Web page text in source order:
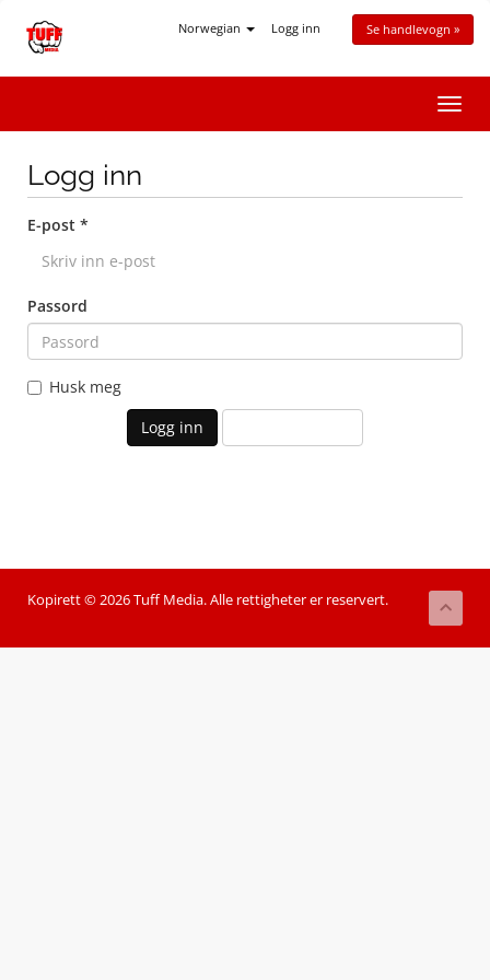
Norwegian Logg inn Se handlevogn »
Bytt
Logg inn
E-post *
Passord
Husk meg
Kopirett © 2026 Tuff Media. Alle rettigheter er reservert.